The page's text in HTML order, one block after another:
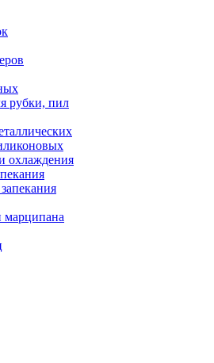
рубки, пил
охлаждения
марципана